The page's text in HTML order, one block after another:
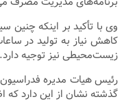
وی با تأکید بر اینکه
کاهش نیاز به تولید در
زیست‌محیطی نیز توجیه دارد.
رئیس هیات مدیره فدراسیون
گذشته نشان از این دارد که